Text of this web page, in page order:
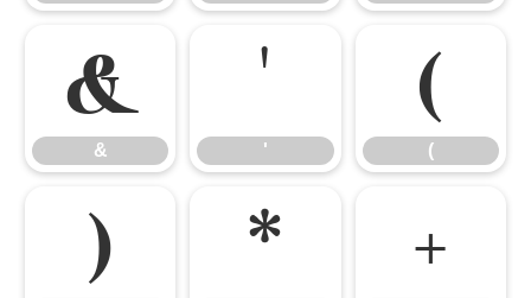
&
&
'
'
(
(
) * +